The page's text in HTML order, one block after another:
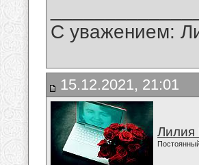
С уважением:
15.12.2021, 21:01
Лилия